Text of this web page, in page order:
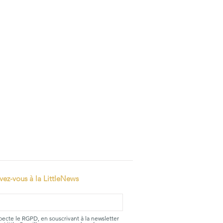
vous à la LittleNews
le RGPD, en souscrivant à la newsletter